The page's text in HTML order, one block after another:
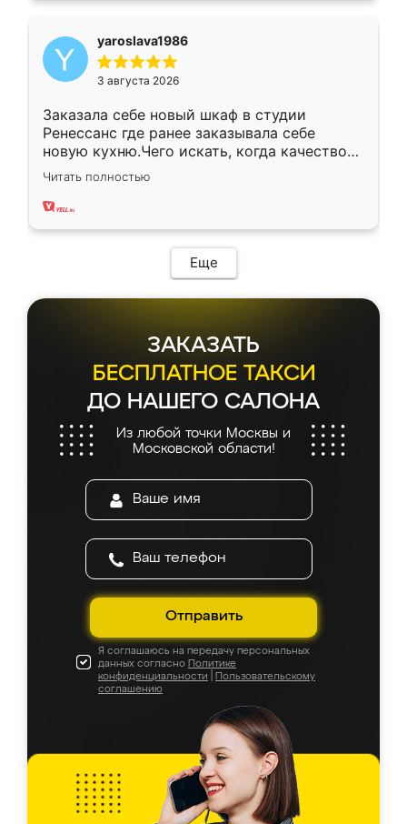
yaroslava1986
3 августа 2026
Заказала себе новый шкаф в студии
Ренессанс где ранее заказывала себе
новую кухню.Чего искать, когда качеством
вполне довольна. Служит кухня уже почти
два года, нареканий нет.
Читать полностью
Еще
ЗАКАЗАТЬ
БЕСПЛАТНОЕ ТАКСИ
ДО НАШЕГО САЛОНА
Из любой точки Москвы и
Московской области!
Отправить
Я соглашаюсь на передачу персональных
данных согласно Политике
конфиденциальности
Пользовательскому
соглашению